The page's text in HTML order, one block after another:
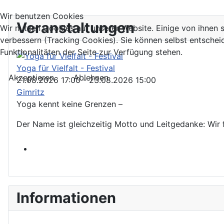
Veranstaltungen
Yoga für Vielfalt - Festival
21.08.2026 17:00- 23.08.2026 15:00
Gimritz
Yoga kennt keine Grenzen –
Der Name ist gleichzeitig Motto und Leitgedanke:
Informationen
Wir benutzen Cookies
Wir nutzen Cookies auf unserer Website. Einige von
verbessern (Tracking Cookies). Sie können selbst
Funktionalitäten der Seite zur Verfügung stehen.
Akzeptieren Ablehnen